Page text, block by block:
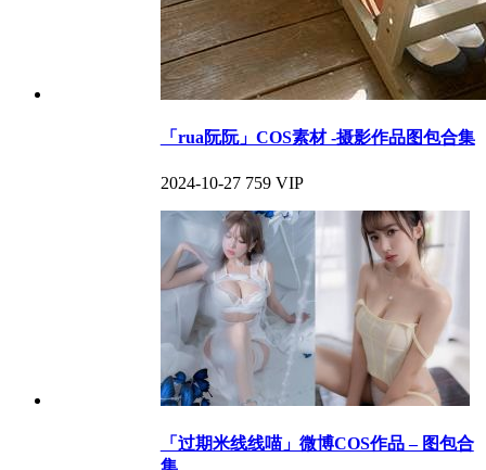
「rua阮阮」COS素材 -摄影作品图包合集
2024-10-27 759 VIP
「过期米线线喵」微博COS作品 – 图包合
集